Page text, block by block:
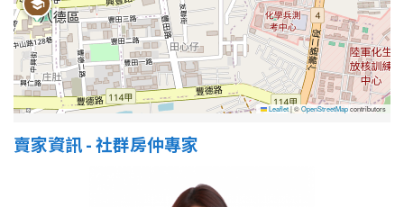
Leaflet|©OpenStreetMapcontributors
賣家資訊 - 社群房仲專家